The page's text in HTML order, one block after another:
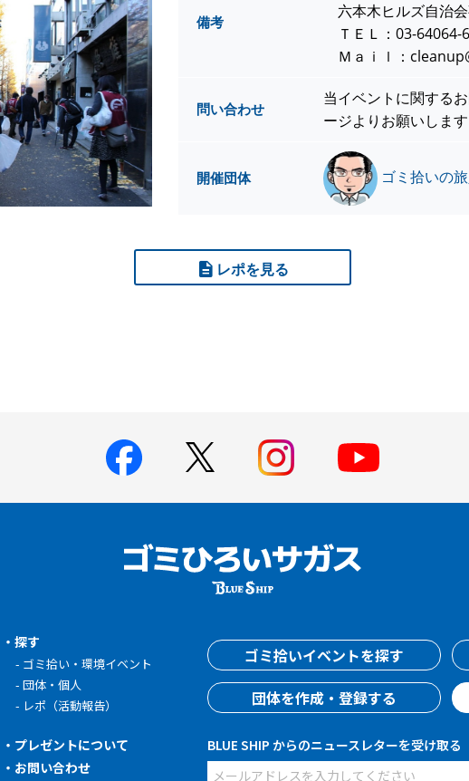
備考
六本木ヒルズ自治
ＴＥＬ：03-64064-
Ｍａｉｌ：
問い合わせ
当イベントに関する
ージよりお願いします
開催団体 ゴミ拾いの
レポを見る
探す
ゴミ拾い・環境イベント
団体・個人
レポ（活動報告）
プレゼントについて
お問い合わせ
ゴミ拾いイベントを探す
団体を作成・登録する
BLUE SHIP からのニュースレターを受け取る